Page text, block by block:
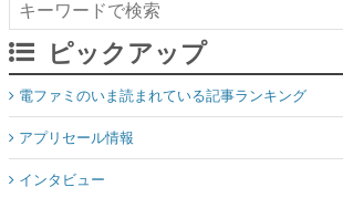
電ファミのいま読まれている記事ランキング
アプリセール情報
インタビュー
連載・特集一覧